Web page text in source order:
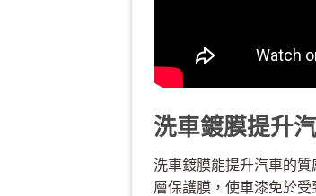
洗車鍍膜提升
洗車鍍膜能提升汽車的
層保護膜，使車漆免於